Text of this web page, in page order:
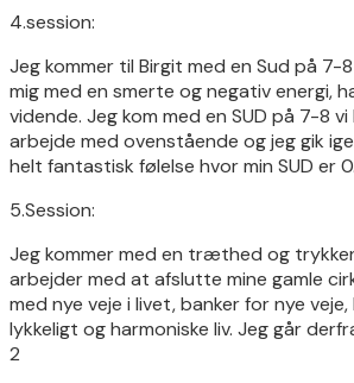
4.session:
Jeg kommer til Birgit med en Sud på 7-
mig med en smerte og negativ energi,
vidende. Jeg kom med en SUD på 7-8
arbejde med ovenstående og jeg gik
helt fantastisk følelse hvor min SUD er 0.
5.Session:
Jeg kommer med en træthed og
arbejder med at afslutte mine gamle
med nye veje i livet, banker for nye
lykkeligt og harmoniske liv. Jeg går
2